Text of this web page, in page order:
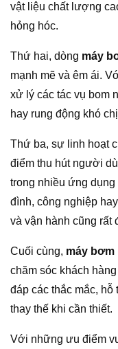
vật liệu chất lượng
hỏng hóc.
Thứ hai, dòng máy
mạnh mẽ và êm ái.
xử lý các tác vụ bom
hay rung động khó
Thứ ba, sự linh hoạt
điểm thu hút người
trong nhiều ứng
đình, công nghiệp
và vận hành cũng rất
Cuối cùng, máy bơm
chăm sóc khách
đáp các thắc mắc, hỗ
thay thế khi cần thiết.
Với những ưu điểm